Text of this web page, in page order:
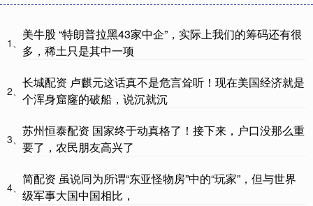
1、
美牛股 “特朗普拉黑43家中企”，实际上我们的筹码还有很
多，稀土只是其中一项
2、
长城配资 卢麒元这话真不是危言耸听！现在美国经济就是
个浑身窟窿的破船，说沉就沉
3、
苏州恒泰配资 国家终于动真格了！接下来，户口没那么重
要了，农民朋友高兴了
4、
简配资 虽说同为所谓“东亚怪物房”中的“玩家”，但与世界
级军事大国中国相比，